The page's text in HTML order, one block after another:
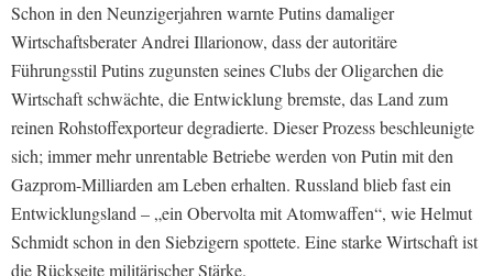
Schon in den Neunzigerjahren warnte Putins damaliger
Wirtschaftsberater Andrei Illarionow, dass der autoritäre
Führungsstil Putins zugunsten seines Clubs der Oligarchen die
Wirtschaft schwächte, die Entwicklung bremste, das Land zum
reinen Rohstoffexporteur degradierte. Dieser Prozess beschleunigte
sich; immer mehr unrentable Betriebe werden von Putin mit den
Gazprom-Milliarden am Leben erhalten. Russland blieb fast ein
Entwicklungsland – „ein Obervolta mit Atomwaffen“, wie Helmut
Schmidt schon in den Siebzigern spottete. Eine starke Wirtschaft ist
die Rückseite militärischer Stärke.